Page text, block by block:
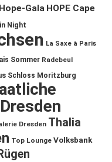
Hope-Gala HOPE Cape
Night
La Saxe à Paris
Sommer Radebeul
Schloss Moritzburg
Dresden Thalia
Top Lounge Volksbank